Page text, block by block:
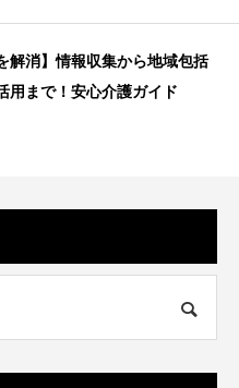
解消】情報収集から地域包括
用まで！安心介護ガイド